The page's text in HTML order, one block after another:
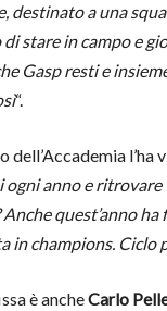
destinato a una
stare in campo e
Gasp resti e
“.
dell’Accademia l’ha
anno e ritrovare
Anche quest’anno
in champions.
è ancheCarlo